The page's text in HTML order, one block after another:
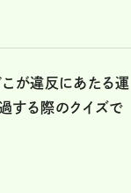
こが違反にあたる運
する際のクイズで